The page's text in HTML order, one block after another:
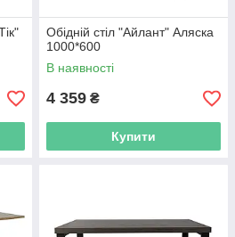
Обідній стіл "Айлант" Аляска
1000*600
В наявності
4 359 ₴
Купити